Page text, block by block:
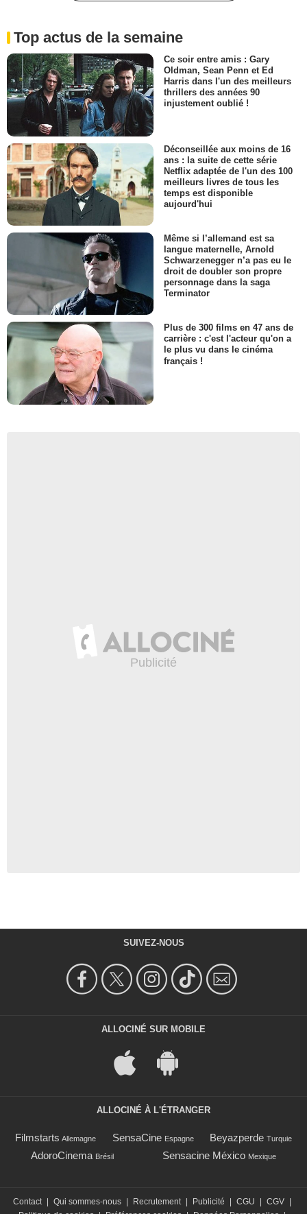
Top actus de la semaine
Ce soir entre amis : Gary
Oldman, Sean Penn et Ed
Harris dans l'un des meilleurs
thrillers des années 90
injustement oublié !
Déconseillée aux moins de 16
ans : la suite de cette série
Netflix adaptée de l'un des 100
meilleurs livres de tous les
temps est disponible
aujourd'hui
Même si l’allemand est sa
langue maternelle, Arnold
Schwarzenegger n’a pas eu le
droit de doubler son propre
personnage dans la saga
Terminator
Plus de 300 films en 47 ans de
carrière : c'est l'acteur qu'on a
le plus vu dans le cinéma
français !
SUIVEZ-NOUS
ALLOCINÉ SUR MOBILE
ALLOCINÉ À L'ÉTRANGER
Filmstarts Allemagne SensaCine Espagne Beyazperde Turquie
AdoroCinema Brésil Sensacine México Mexique
Contact | Qui sommes-nous | Recrutement | Publicité | CGU | CGV |